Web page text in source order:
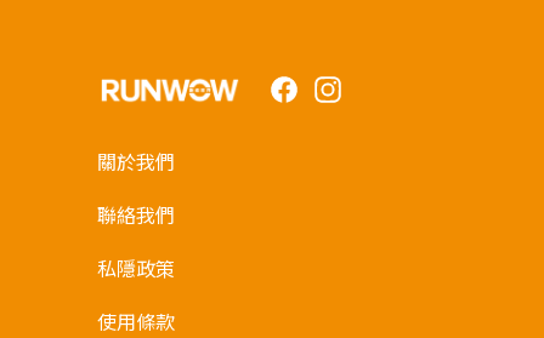
FacebookInstagram
關於我們
聯絡我們
私隱政策
使用條款